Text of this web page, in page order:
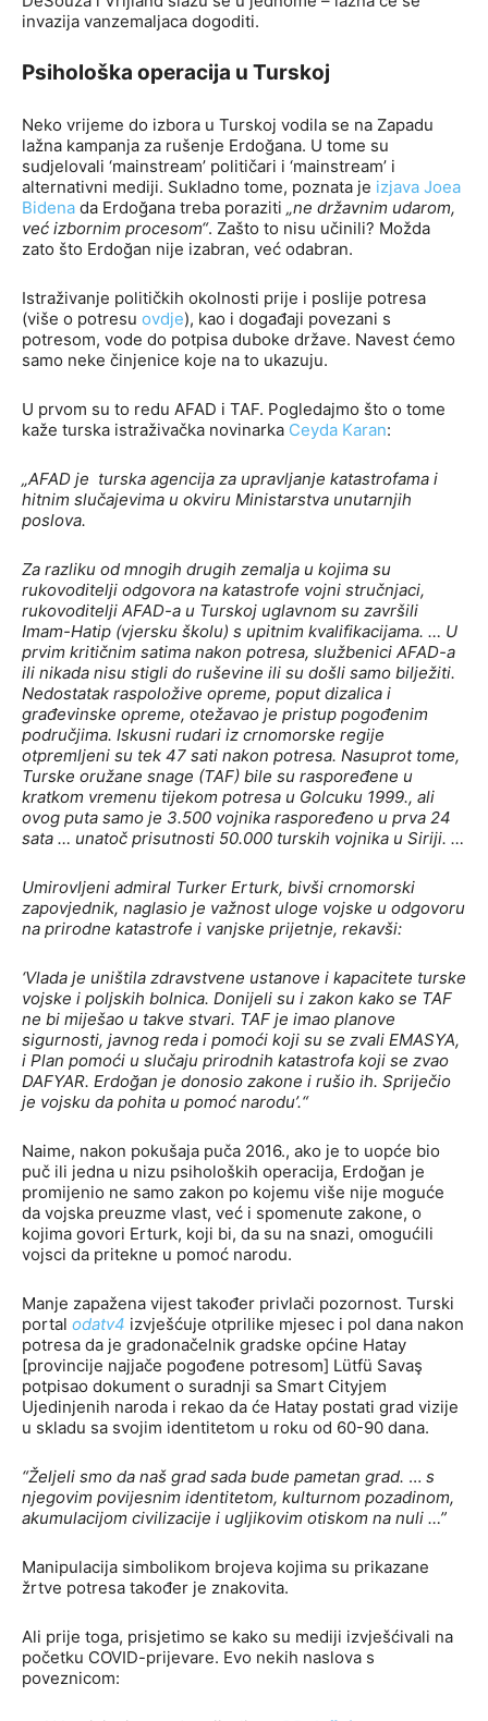
invazija vanzemaljaca dogoditi.
Psihološka operacija u Turskoj
Neko vrijeme do izbora u Turskoj vodila se na Zapadu
lažna kampanja za rušenje Erdoğana. U tome su
sudjelovali ‘mainstream’ političari i ‘mainstream’ i
alternativni mediji. Sukladno tome, poznata je izjava Joea
Bidena da Erdoğana treba poraziti „ne državnim udarom,
već izbornim procesom“. Zašto to nisu učinili? Možda
zato što Erdoğan nije izabran, već odabran.
Istraživanje političkih okolnosti prije i poslije potresa
(više o potresu ovdje), kao i događaji povezani s
potresom, vode do potpisa duboke države. Navest ćemo
samo neke činjenice koje na to ukazuju.
U prvom su to redu AFAD i TAF. Pogledajmo što o tome
kaže turska istraživačka novinarka Ceyda Karan:
„AFAD je turska agencija za upravljanje katastrofama i
hitnim slučajevima u okviru Ministarstva unutarnjih
poslova.
Za razliku od mnogih drugih zemalja u kojima su
rukovoditelji odgovora na katastrofe vojni stručnjaci,
rukovoditelji AFAD-a u Turskoj uglavnom su završili
Imam-Hatip (vjersku školu) s upitnim kvalifikacijama. … U
prvim kritičnim satima nakon potresa, službenici AFAD-a
ili nikada nisu stigli do ruševine ili su došli samo bilježiti.
Nedostatak raspoložive opreme, poput dizalica i
građevinske opreme, otežavao je pristup pogođenim
područjima. Iskusni rudari iz crnomorske regije
otpremljeni su tek 47 sati nakon potresa. Nasuprot tome,
Turske oružane snage (TAF) bile su raspoređene u
kratkom vremenu tijekom potresa u Golcuku 1999., ali
ovog puta samo je 3.500 vojnika raspoređeno u prva 24
sata … unatoč prisutnosti 50.000 turskih vojnika u Siriji. …
Umirovljeni admiral Turker Erturk, bivši crnomorski
zapovjednik, naglasio je važnost uloge vojske u odgovoru
na prirodne katastrofe i vanjske prijetnje, rekavši:
‘Vlada je uništila zdravstvene ustanove i kapacitete turske
vojske i poljskih bolnica. Donijeli su i zakon kako se TAF
ne bi miješao u takve stvari. TAF je imao planove
sigurnosti, javnog reda i pomoći koji su se zvali EMASYA,
i Plan pomoći u slučaju prirodnih katastrofa koji se zvao
DAFYAR. Erdoğan je donosio zakone i rušio ih. Spriječio
je vojsku da pohita u pomoć narodu’.“
Naime, nakon pokušaja puča 2016., ako je to uopće bio
puč ili jedna u nizu psiholoških operacija, Erdoğan je
promijenio ne samo zakon po kojemu više nije moguće
da vojska preuzme vlast, već i spomenute zakone, o
kojima govori Erturk, koji bi, da su na snazi, omogućili
vojsci da pritekne u pomoć narodu.
Manje zapažena vijest također privlači pozornost. Turski
portal odatv4 izvješćuje otprilike mjesec i pol dana nakon
potresa da je gradonačelnik gradske općine Hatay
[provincije najjače pogođene potresom] Lütfü Savaş
potpisao dokument o suradnji ​​sa Smart Cityjem
Ujedinjenih naroda i rekao da će Hatay postati grad vizije
u skladu sa svojim identitetom u roku od 60-90 dana.
“Željeli smo da naš grad sada bude pametan grad. … s
njegovim povijesnim identitetom, kulturnom pozadinom,
akumulacijom civilizacije i ugljikovim otiskom na nuli …”
Manipulacija simbolikom brojeva kojima su prikazane
žrtve potresa također je znakovita.
Ali prije toga, prisjetimo se kako su mediji izvješćivali na
početku COVID-prijevare. Evo nekih naslova s
poveznicom: